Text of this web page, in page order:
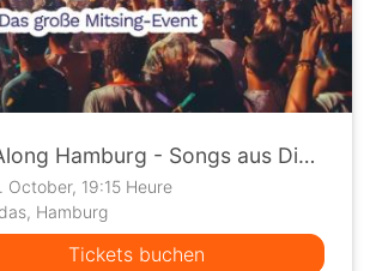
SingAlong Hamburg - Songs aus Disney Filmen
October, 19:15 Heure
Hamburg
Tickets buchen